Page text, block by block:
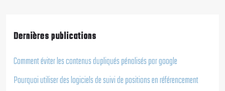
Dernières publications
Comment éviter les contenus dupliqués pénalisés par google
Pourquoi utiliser des logiciels de suivi de positions en référencement